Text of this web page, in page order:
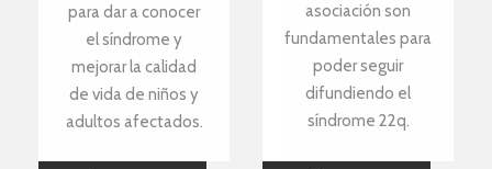
para dar a conocer
el síndrome y
mejorar la calidad
de vida de niños y
adultos afectados.
asociación son
fundamentales para
poder seguir
difundiendo el
síndrome 22q.